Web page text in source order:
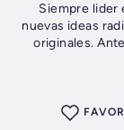
Siempre lider
nuevas ideas
originales.